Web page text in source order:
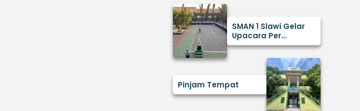
SMAN 1 Slawi Gelar
Upacara Per...
Pinjam Tempat